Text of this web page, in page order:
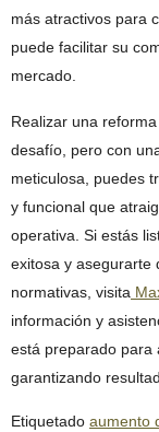
más atractivos para
puede facilitar su
mercado.
Realizar una
desafío, pero con
meticulosa, puedes
y funcional que
operativa. Si estás
exitosa y asegurarte
normativas, visita
información y
está preparado para
garantizando
Etiquetado aumento